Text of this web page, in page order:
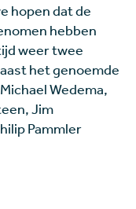
hopen dat de
hebben
weer twee
het genoemde
Wedema,
Jim
Pammler